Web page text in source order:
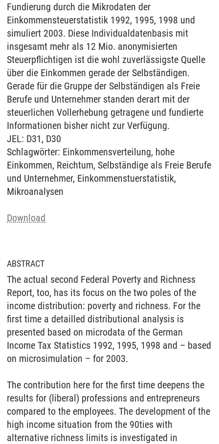
Fundierung durch die Mikrodaten der
Einkommensteuerstatistik 1992, 1995, 1998 und
simuliert 2003. Diese Individualdatenbasis mit
insgesamt mehr als 12 Mio. anonymisierten
Steuerpflichtigen ist die wohl zuverlässigste Quelle
über die Einkommen gerade der Selbständigen.
Gerade für die Gruppe der Selbständigen als Freie
Berufe und Unternehmer standen derart mit der
steuerlichen Vollerhebung getragene und fundierte
Informationen bisher nicht zur Verfügung.
JEL: D31, D30
Schlagwörter: Einkommensverteilung, hohe
Einkommen, Reichtum, Selbständige als Freie Berufe
und Unternehmer, Einkommenstuerstatistik,
Mikroanalysen
Download
ABSTRACT
The actual second Federal Poverty and Richness
Report, too, has its focus on the two poles of the
income distribution: poverty and richness. For the
first time a detailled distributional analysis is
presented based on microdata of the German
Income Tax Statistics 1992, 1995, 1998 and – based
on microsimulation – for 2003.
The contribution here for the first time deepens the
results for (liberal) professions and entrepreneurs
compared to the employees. The development of the
high income situation from the 90ties with
alternative richness limits is investigated in